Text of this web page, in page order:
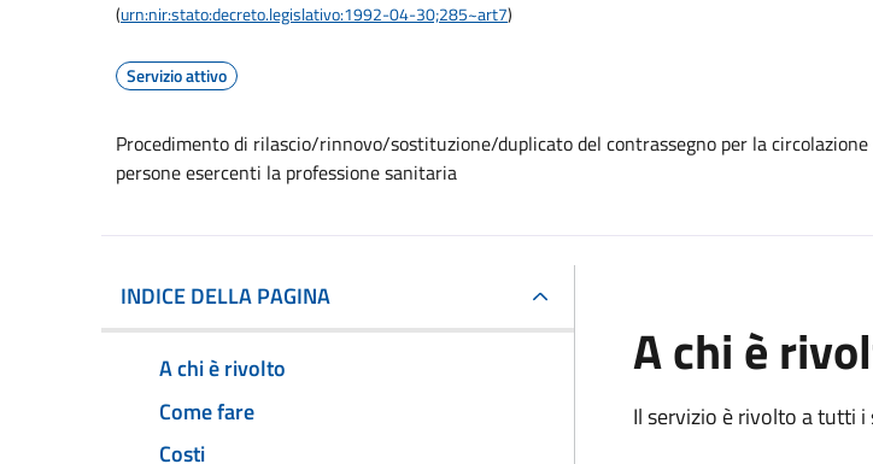
(urn:nir:stato:decreto.legislativo:1992-04-30;285~art7)
Servizio attivo
Procedimento di rilascio/rinnovo/sostituzione/duplicato del contrassegno per la circolazione
persone esercenti la professione sanitaria
INDICE DELLA PAGINA
A chi è rivolto
Come fare
Costi
A chi è
Il servizio è rivolto a tutti